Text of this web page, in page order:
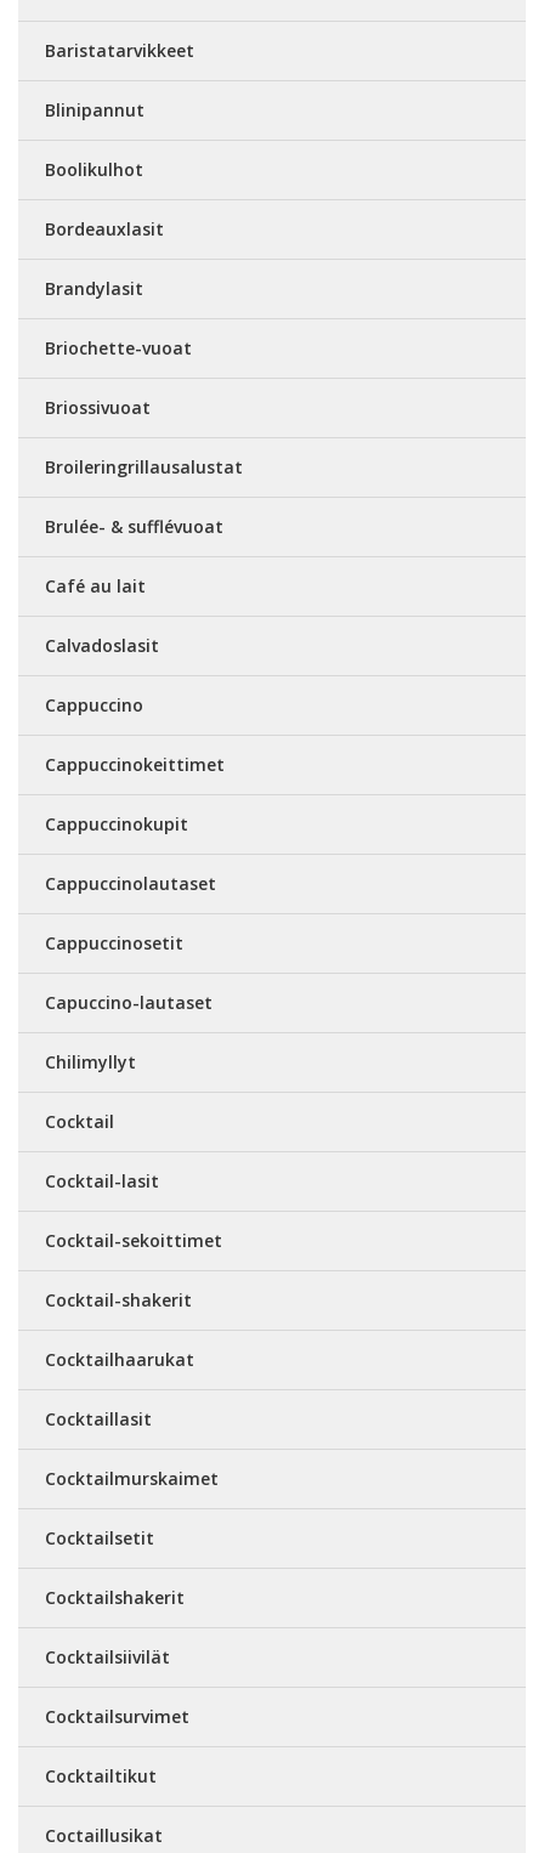
Baristatarvikkeet
Blinipannut
Boolikulhot
Bordeauxlasit
Brandylasit
Briochette-vuoat
Briossivuoat
Broileringrillausalustat
Brulée- & sufflévuoat
Café au lait
Calvadoslasit
Cappuccino
Cappuccinokeittimet
Cappuccinokupit
Cappuccinolautaset
Cappuccinosetit
Capuccino-lautaset
Chilimyllyt
Cocktail
Cocktail-lasit
Cocktail-sekoittimet
Cocktail-shakerit
Cocktailhaarukat
Cocktaillasit
Cocktailmurskaimet
Cocktailsetit
Cocktailshakerit
Cocktailsiivilät
Cocktailsurvimet
Cocktailtikut
Coctaillusikat